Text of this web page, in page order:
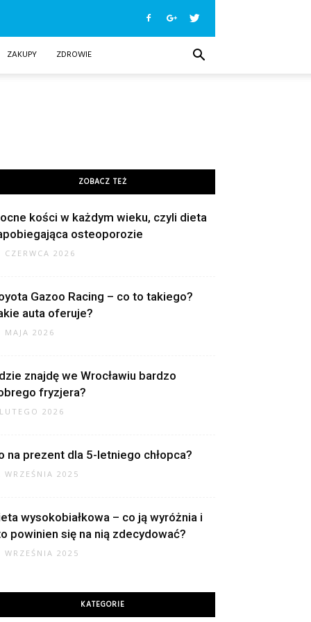
ZAKUPY ZDROWIE
ZOBACZ TEŻ
kości w każdym wieku, czyli dieta
osteoporozie
CZERWCA 2026
Gazoo Racing – co to takiego?
auta oferuje?
MAJA 2026
znajdę we Wrocławiu bardzo
fryzjera?
2026
na prezent dla 5-letniego chłopca?
WRZEŚNIA 2025
wysokobiałkowa – co ją wyróżnia i
powinien się na nią zdecydować?
WRZEŚNIA 2025
KATEGORIE